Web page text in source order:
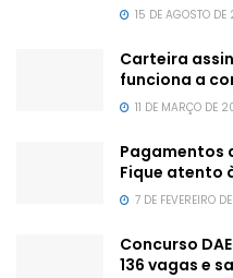
15 DE AGOSTO
Carteira
funciona a
11 DE MARÇO DE
Pagamentos
Fique atento
7 DE FEVEREIRO
Concurso
136 vagas e